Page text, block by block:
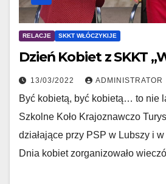
RELACJE SKKT WŁÓCZYKIJE
Dzień Kobiet z SKKT
13/03/2022 ADMINISTRATOR
Być kobietą, być kobietą… to nie
Szkolne Koło Krajoznawczo
działające przy PSP w Lubszy i
Dnia kobiet zorganizowało